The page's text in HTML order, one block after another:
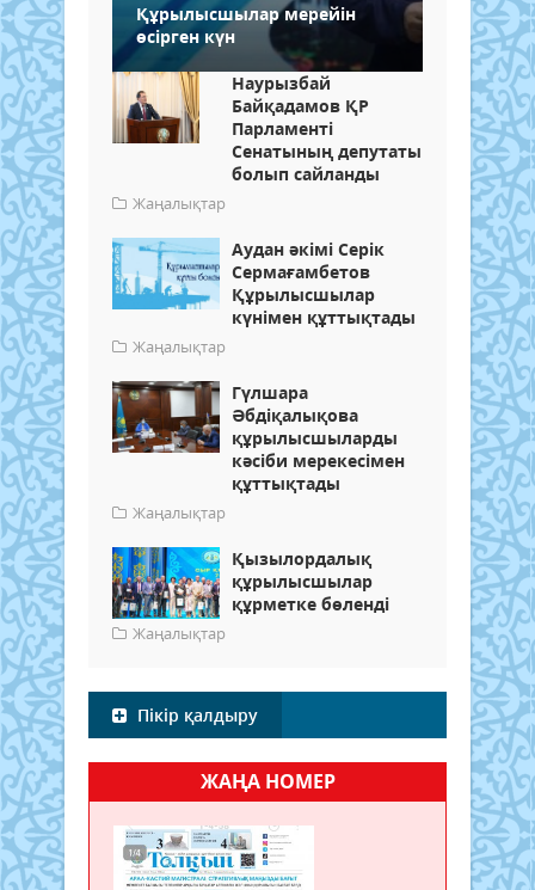
Құрылысшылар мерейін
өсірген күн
Наурызбай
Байқадамов ҚР
Парламенті
Сенатының депутаты
болып сайланды
Жаңалықтар
Аудан әкімі Серік
Сермағамбетов
Құрылысшылар
күнімен құттықтады
Жаңалықтар
Гүлшара
Әбдіқалықова
құрылысшыларды
кәсіби мерекесімен
құттықтады
Жаңалықтар
Қызылордалық
құрылысшылар
құрметке бөленді
Жаңалықтар
Пікір қалдыру
ЖАҢА НОМЕР